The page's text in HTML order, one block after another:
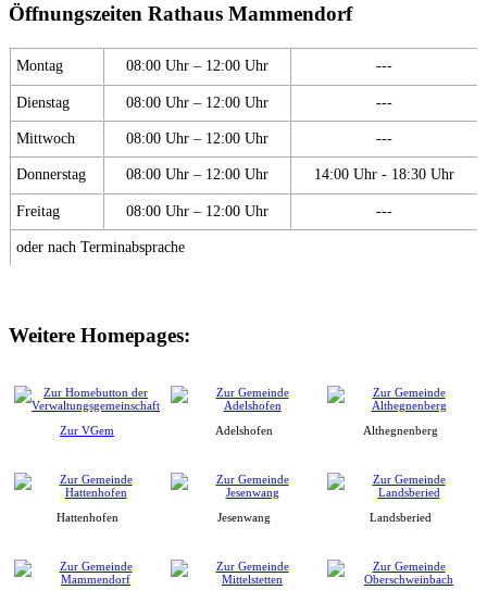
Öffnungszeiten Rathaus Mammendorf
Montag 08:00 Uhr – 12:00 Uhr ---
Dienstag 08:00 Uhr – 12:00 Uhr ---
Mittwoch 08:00 Uhr – 12:00 Uhr ---
Donnerstag 08:00 Uhr – 12:00 Uhr 14:00 Uhr - 18:30 Uhr
Freitag 08:00 Uhr – 12:00 Uhr ---
oder nach Terminabsprache
Weitere Homepages:
Zur VGem Adelshofen Althegnenberg
Hattenhofen Jesenwang Landsberied